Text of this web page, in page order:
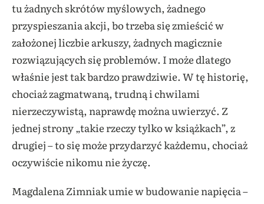
tu żadnych skrótów myślowych, żadnego
przyspieszania akcji, bo trzeba się zmieścić w
założonej liczbie arkuszy, żadnych magicznie
rozwiązujących się problemów. I może dlatego
właśnie jest tak bardzo prawdziwie. W tę historię,
chociaż zagmatwaną, trudną i chwilami
nierzeczywistą, naprawdę można uwierzyć. Z
jednej strony „takie rzeczy tylko w książkach”, z
drugiej – to się może przydarzyć każdemu, chociaż
oczywiście nikomu nie życzę.
Magdalena Zimniak umie w budowanie napięcia –